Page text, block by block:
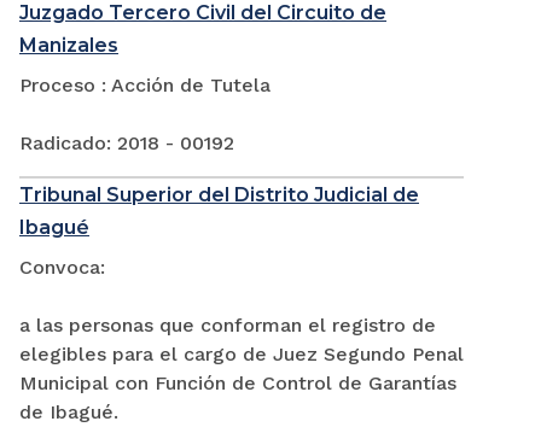
Juzgado Tercero Civil del Circuito de
Manizales
Proceso : Acción de Tutela
Radicado: 2018 - 00192
Tribunal Superior del Distrito Judicial de
Ibagué
Convoca:
a las personas que conforman el registro de
elegibles para el cargo de Juez Segundo Penal
Municipal con Función de Control de Garantías
de Ibagué.